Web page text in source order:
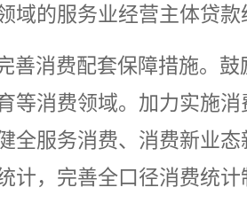
域的服务业经营主体贷
善消费配套保障措施。
等消费领域。加力实施
全服务消费、消费新业
计，完善全口径消费统